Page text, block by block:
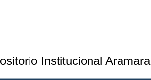
Institucional Aramara